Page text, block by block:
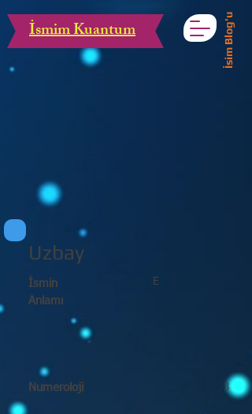
İsmim Kuantum İsim Blog'u
Uzbay
E
İsmin
Anlamı
Numeroloji 3